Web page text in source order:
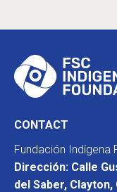
CONTACT
Fundación Indígena
Dirección: Calle
del Saber, Clayton,